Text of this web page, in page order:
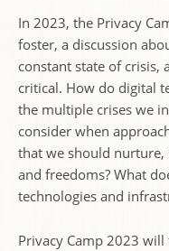
In 2023, the Privacy
foster, a discussion
constant state of crisis,
critical. How do digital
the multiple crises we
consider when
that we should
and freedoms? What
technologies and
Privacy Camp 2023